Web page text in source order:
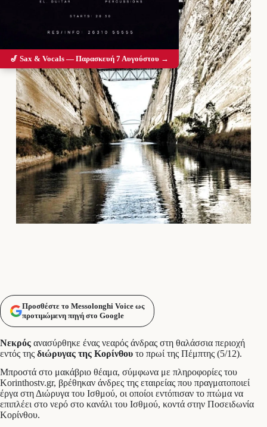
Προσθέστε το Messolonghi Voice ως
προτιμώμενη πηγή στο Google
Νεκρός ανασύρθηκε ένας νεαρός άνδρας στη θαλάσσια περιοχή
εντός της διώρυγας της Κορίνθου το πρωί της Πέμπτης (5/12).
Μπροστά στο μακάβριο θέαμα, σύμφωνα με πληροφορίες του
Korinthostv.gr, βρέθηκαν άνδρες της εταιρείας που πραγματοποιεί
έργα στη Διώρυγα του Ισθμού, οι οποίοι εντόπισαν το πτώμα να
επιπλέει στο νερό στο κανάλι του Ισθμού, κοντά στην Ποσειδωνία
Κορίνθου.
🎷 Sax & Vocals — Παρασκευή 7 Αυγούστου →